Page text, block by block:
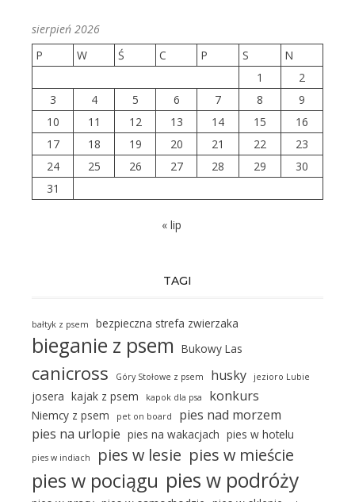
sierpień 2026
P
W Ś C P S
N
1
2
3
4 5 6 7 8
9
10
11 12 13 14 15
16
17
18 19 20 21 22
23
24
25 26 27 28 29
30
31
« lip
TAGI
bałtyk z psem bezpieczna strefa zwierzaka
bieganie z psem Bukowy Las
canicross Góry Stołowe z psem husky jezioro Lubie
josera kajak z psem kapok dla psa konkurs
Niemcy z psem pet on board
pies nad morzem
pies na urlopie pies na wakacjach pies w hotelu
pies w indiach pies w lesie pies w mieście
pies w pociągu pies w podróży